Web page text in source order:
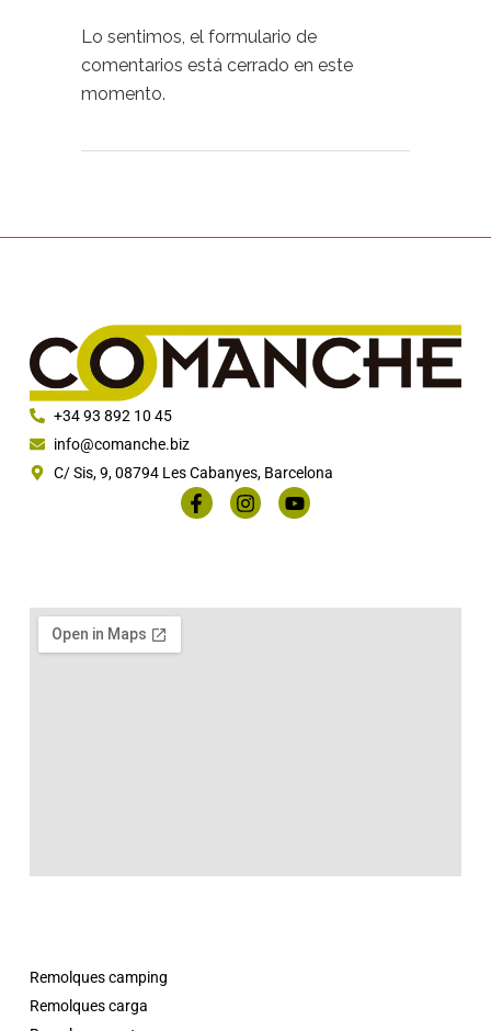
Lo sentimos, el formulario de
comentarios está cerrado en este
momento.
+34 93 892 10 45
info@comanche.biz
C/ Sis, 9, 08794 Les Cabanyes, Barcelona
Remolques camping
Remolques carga